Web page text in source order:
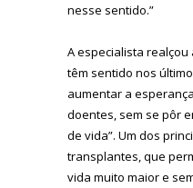
nesse sentido.”
A especialista
têm sentido nos
aumentar a
doentes, sem se pôr
de vida”. Um dos
transplantes, que
vida muito maior e